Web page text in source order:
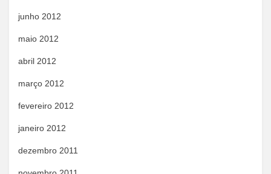
junho 2012
maio 2012
abril 2012
março 2012
fevereiro 2012
janeiro 2012
dezembro 2011